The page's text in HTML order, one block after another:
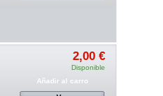
2,00 €
Disponible
Añadir al carro